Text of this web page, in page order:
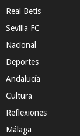
Real Betis
Sevilla FC
Nacional
Deportes
Andalucía
Cultura
Reflexiones
Málaga